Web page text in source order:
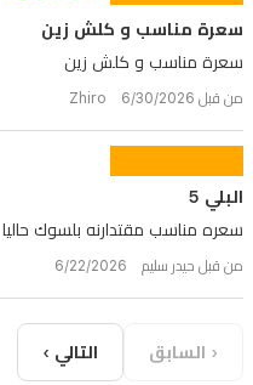
سعرة مناسب و كلش زين
سعرة مناسب و كلش زين
من قبل Zhiro 6/30/2026
البلي 5
سعره مناسب مقتدارنه بلسوك حاليا
من قبل حيدر سليم 6/22/2026
‹ السابق التالي ›